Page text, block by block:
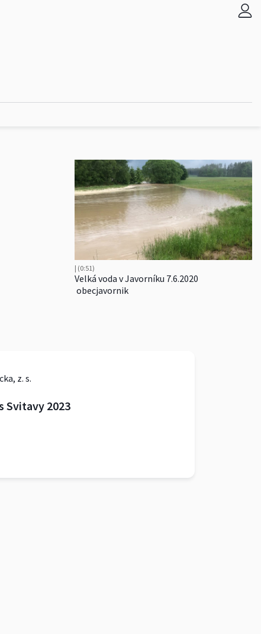
| (0:51)
Velká voda v Javorníku 7.6.2020
obecjavornik
z. s.
Svitavy 2023